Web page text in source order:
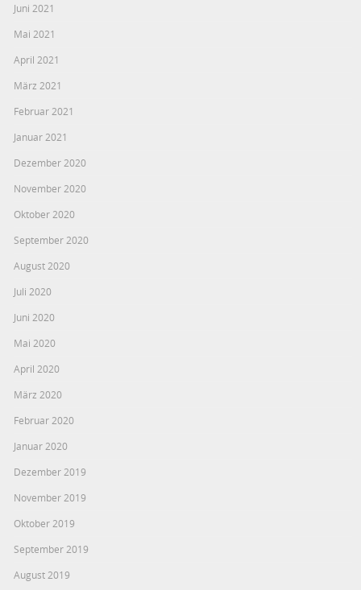
Juni 2021
Mai 2021
April 2021
März 2021
Februar 2021
Januar 2021
Dezember 2020
November 2020
Oktober 2020
September 2020
August 2020
Juli 2020
Juni 2020
Mai 2020
April 2020
März 2020
Februar 2020
Januar 2020
Dezember 2019
November 2019
Oktober 2019
September 2019
August 2019